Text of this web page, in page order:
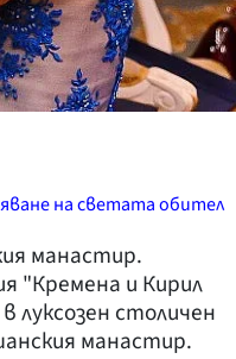
на светата обител
манастир.
"Кремена и Кирил
луксозен столичен
манастир.